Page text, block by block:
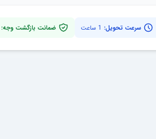
سرعت تحویل: 1 ساعت ضمانت بازگشت وجه: